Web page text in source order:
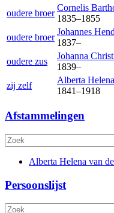
oudere broer
Cornelis
1835–1855
oudere broer
Johannes
1837–
oudere zus
Johanna
1839–
zij zelf
Alberta Helena
1841–1918
Afstammelingen
Alberta Helena van
Persoonslijst